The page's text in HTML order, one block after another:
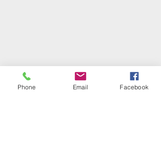
Phone Email Facebook